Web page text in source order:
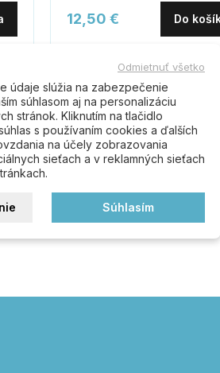
12,50 € Do
Odmietnuť všetko
údaje slúžia na zabezpečenie
súhlasom aj na personalizáciu
stránok. Kliknutím na tlačidlo
s používaním cookies a ďalších
na účely zobrazovania
sieťach a v reklamných sieťach
Súhlasím